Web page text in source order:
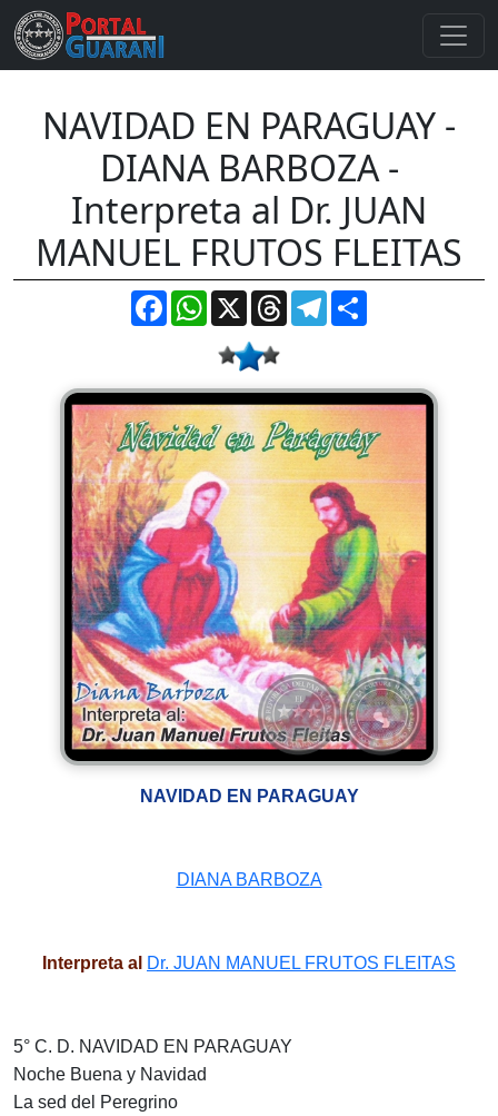
NAVIDAD EN PARAGUAY -
DIANA BARBOZA -
Interpreta al Dr. JUAN
MANUEL FRUTOS FLEITAS
FacebookWhatsApp
X ThreadsTelegram
NAVIDAD EN PARAGUAY
DIANA BARBOZA
Interpreta al Dr. JUAN MANUEL FRUTOS FLEITAS
5° C. D. NAVIDAD EN PARAGUAY
Noche Buena y Navidad
La sed del Peregrino